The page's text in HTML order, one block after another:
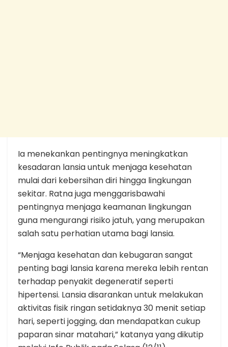
Ia menekankan pentingnya meningkatkan
kesadaran lansia untuk menjaga kesehatan
mulai dari kebersihan diri hingga lingkungan
sekitar. Ratna juga menggarisbawahi
pentingnya menjaga keamanan lingkungan
guna mengurangi risiko jatuh, yang merupakan
salah satu perhatian utama bagi lansia.
“Menjaga kesehatan dan kebugaran sangat
penting bagi lansia karena mereka lebih rentan
terhadap penyakit degeneratif seperti
hipertensi. Lansia disarankan untuk melakukan
aktivitas fisik ringan setidaknya 30 menit setiap
hari, seperti jogging, dan mendapatkan cukup
paparan sinar matahari,” katanya yang dikutip